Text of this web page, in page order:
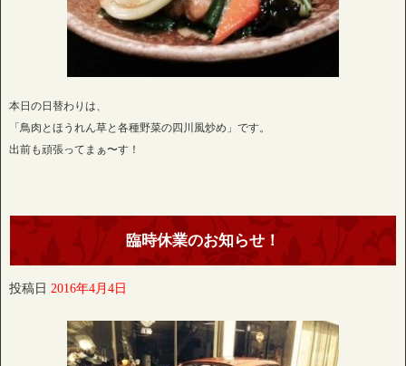
本日の日替わりは、
「鳥肉とほうれん草と各種野菜の四川風炒め」です。
出前も頑張ってまぁ〜す！
臨時休業のお知らせ！
投稿日 2016年4月4日